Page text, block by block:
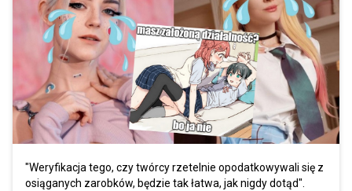
"Weryfikacja tego, czy twórcy rzetelnie opodatkowywali się z
osiąganych zarobków, będzie tak łatwa, jak nigdy dotąd".